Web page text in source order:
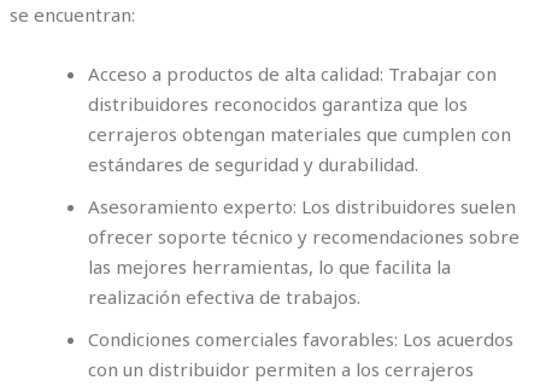
se encuentran:
Acceso a productos de alta calidad: Trabajar con
distribuidores reconocidos garantiza que los
cerrajeros obtengan materiales que cumplen con
estándares de seguridad y durabilidad.
Asesoramiento experto: Los distribuidores suelen
ofrecer soporte técnico y recomendaciones sobre
las mejores herramientas, lo que facilita la
realización efectiva de trabajos.
Condiciones comerciales favorables: Los acuerdos
con un distribuidor permiten a los cerrajeros